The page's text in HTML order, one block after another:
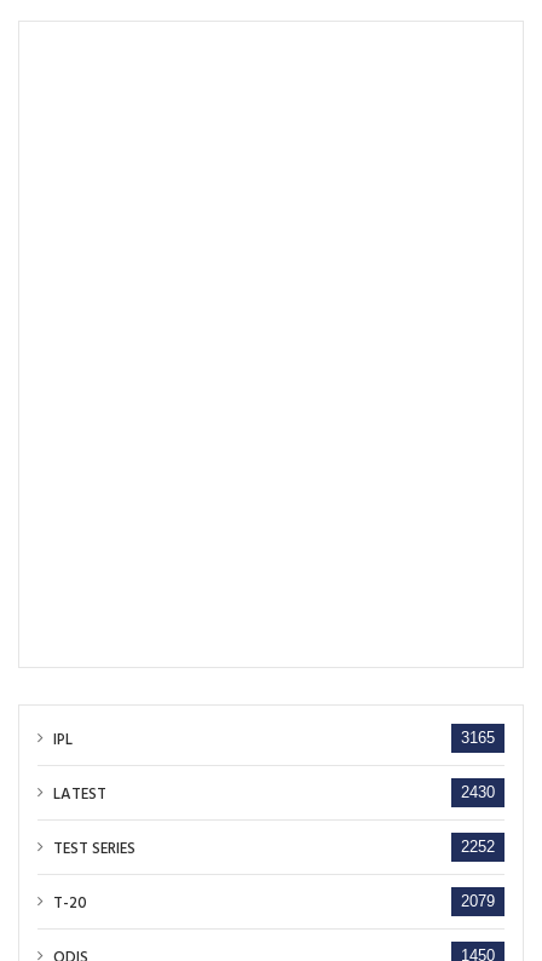
IPL 3165
LATEST 2430
TEST SERIES 2252
T-20 2079
ODIS 1450